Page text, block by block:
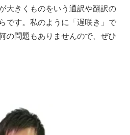
大きくものをいう通訳や翻訳の
です。私のように「遅咲き」で
の問題もありませんので、ぜひ